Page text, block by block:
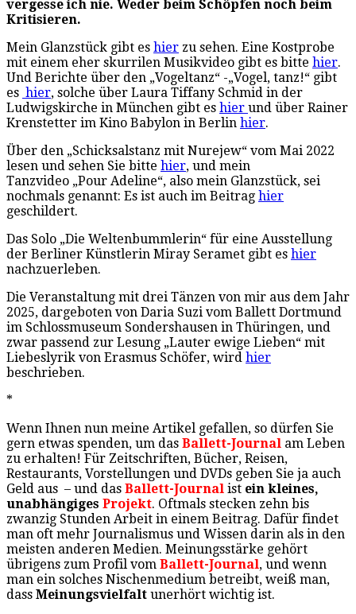
vergesse ich nie. Weder beim Schöpfen noch beim
Kritisieren.
Mein Glanzstück gibt es hier zu sehen. Eine Kostprobe
mit einem eher skurrilen Musikvideo gibt es bitte hier.
Und Berichte über den „Vogeltanz“ -„Vogel, tanz!“ gibt
es hier, solche über Laura Tiffany Schmid in der
Ludwigskirche in München gibt es hier und über Rainer
Krenstetter im Kino Babylon in Berlin hier.
Über den „Schicksalstanz mit Nurejew“ vom Mai 2022
lesen und sehen Sie bitte hier, und mein
Tanzvideo „Pour Adeline“, also mein Glanzstück, sei
nochmals genannt: Es ist auch im Beitrag hier
geschildert.
Das Solo „Die Weltenbummlerin“ für eine Ausstellung
der Berliner Künstlerin Miray Seramet gibt es hier
nachzuerleben.
Die Veranstaltung mit drei Tänzen von mir aus dem Jahr
2025, dargeboten von Daria Suzi vom Ballett Dortmund
im Schlossmuseum Sondershausen in Thüringen, und
zwar passend zur Lesung „Lauter ewige Lieben“ mit
Liebeslyrik von Erasmus Schöfer, wird hier
beschrieben.
*
Wenn Ihnen nun meine Artikel gefallen, so dürfen Sie
gern etwas spenden, um das Ballett-Journal am Leben
zu erhalten! Für Zeitschriften, Bücher, Reisen,
Restaurants, Vorstellungen und DVDs geben Sie ja auch
Geld aus – und das Ballett-Journal ist ein kleines,
unabhängiges Projekt. Oftmals stecken zehn bis
zwanzig Stunden Arbeit in einem Beitrag. Dafür findet
man oft mehr Journalismus und Wissen darin als in den
meisten anderen Medien. Meinungsstärke gehört
übrigens zum Profil vom Ballett-Journal, und wenn
man ein solches Nischenmedium betreibt, weiß man,
dass Meinungsvielfalt unerhört wichtig ist.